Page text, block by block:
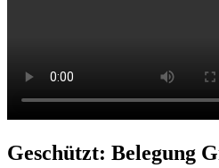
Geschützt: Belegung